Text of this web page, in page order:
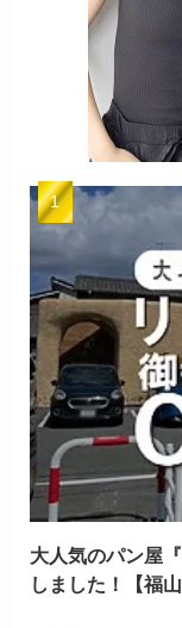
大人気のパン屋
しました！【福